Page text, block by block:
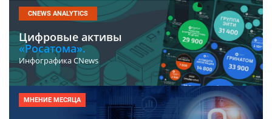
CNEWS ANALYTICS
Цифровые активы
«Росатома».
Инфографика CNews
МНЕНИЕ МЕСЯЦА